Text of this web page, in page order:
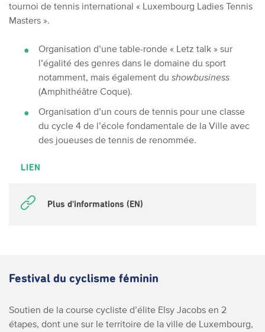
tournoi de tennis international « Luxembourg Ladies Tennis
Masters ».
Organisation d’une table-ronde « Letz talk » sur
l’égalité des genres dans le domaine du sport
notamment, mais également du showbusiness
(Amphithéâtre Coque).
Organisation d’un cours de tennis pour une classe
du cycle 4 de l’école fondamentale de la Ville avec
des joueuses de tennis de renommée.
LIEN
Plus d'informations (EN)
Festival du cyclisme féminin
Soutien de la course cycliste d’élite Elsy Jacobs en 2
étapes, dont une sur le territoire de la ville de Luxembourg,